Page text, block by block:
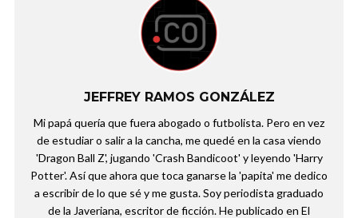
JEFFREY RAMOS GONZÁLEZ
Mi papá quería que fuera abogado o futbolista. Pero en vez
de estudiar o salir a la cancha, me quedé en la casa viendo
'Dragon Ball Z', jugando 'Crash Bandicoot' y leyendo 'Harry
Potter'. Así que ahora que toca ganarse la 'papita' me dedico
a escribir de lo que sé y me gusta. Soy periodista graduado
de la Javeriana, escritor de ficción. He publicado en El